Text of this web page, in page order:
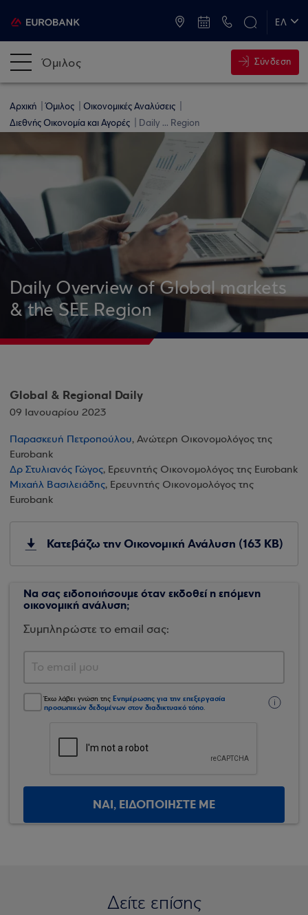
ΕΛ
Όμιλος Σύνδεση
Αρχική Όμιλος
Οικονομικές Αναλύσεις
Διεθνής Οικονομία και Αγορές
Daily ... Region
Daily Overview of Global markets
& the SEE Region
Global & Regional Daily
09 Ιανουαρίου 2023
Παρασκευή Πετροπούλου, Ανώτερη Οικονομολόγος της
Eurobank
Δρ Στυλιανός Γώγος, Ερευνητής Οικονομολόγος της Eurobank
Μιχαήλ Βασιλειάδης, Ερευνητής Οικονομολόγος της
Eurobank
Κατεβάζω την Οικονομική Ανάλυση (163 KB)
Να σας ειδοποιήσουμε όταν εκδοθεί η επόμενη
οικονομική ανάλυση;
Συμπληρώστε το email σας:
Έχω λάβει γνώση της Ενημέρωσης για την επεξεργασία
προσωπικών δεδομένων στον διαδικτυακό τόπο.
ΝΑΙ, ΕΙΔΟΠΟΙΗΣΤΕ ΜΕ
Δείτε επίσης